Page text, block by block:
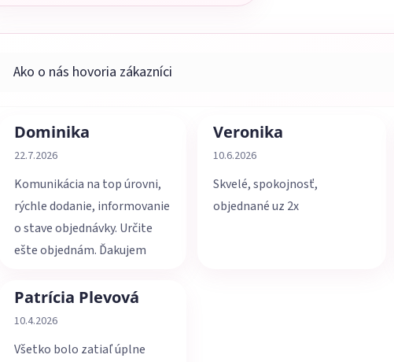
Dominika
Hodnotenie obchodu je 5 z 5 hviezdičiek.
22.7.2026
Komunikácia na top úrovni,
rýchle dodanie, informovanie
o stave objednávky. Určite
ešte objednám. Ďakujem
Veronika
Hodnotenie obchodu je 5 z 5
10.6.2026
Skvelé, spokojnosť,
objednané uz 2x
Patrícia Plevová
Hodnotenie obchodu je 5 z 5 hviezdičiek.
10.4.2026
Všetko bolo zatiaľ úplne